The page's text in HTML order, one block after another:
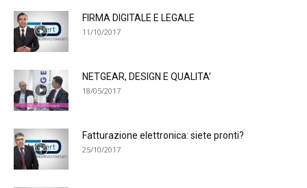
FIRMA DIGITALE E LEGALE
11/10/2017
NETGEAR, DESIGN E QUALITA’
18/05/2017
Fatturazione elettronica: siete pronti?
25/10/2017